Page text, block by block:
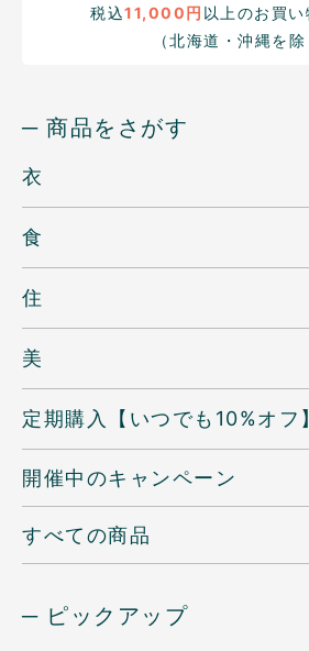
税込11,000円 以上のお買い
（北海道・沖縄を除
─ 商品をさがす
衣
食
住
美
定期購入【いつでも10%オフ】
開催中のキャンペーン
すべての商品
─ ピックアップ